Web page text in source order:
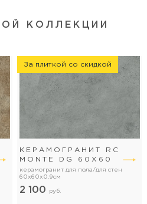
КОЛЛЕКЦИИ
За плиткой со скидкой
КЕРАМОГРАНИТ RC
MONTE DG 60Х60
керамогранит для пола/для стен
60x60x0.9см
2 100 руб.